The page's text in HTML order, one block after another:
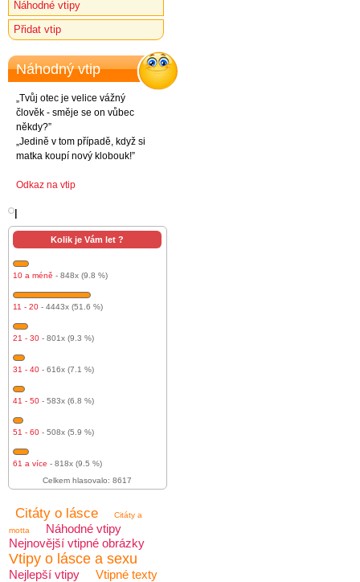
Náhodné vtipy
Přidat vtip
Náhodný vtip
„Tvůj otec je velice vážný
člověk - směje se on vůbec
někdy?”
„Jedině v tom případě, když si
matka koupí nový klobouk!”
Odkaz na vtip
Kolik je Vám let ?
10 a méně - 848x (9.8 %)
11 - 20 - 4443x (51.6 %)
21 - 30 - 801x (9.3 %)
31 - 40 - 616x (7.1 %)
41 - 50 - 583x (6.8 %)
51 - 60 - 508x (5.9 %)
61 a více - 818x (9.5 %)
Celkem hlasovalo: 8617
Citáty o lásce
Citáty a
motta
Náhodné vtipy
Nejnovější vtipné obrázky
Vtipy o lásce a sexu
Nejlepší vtipy Vtipné texty